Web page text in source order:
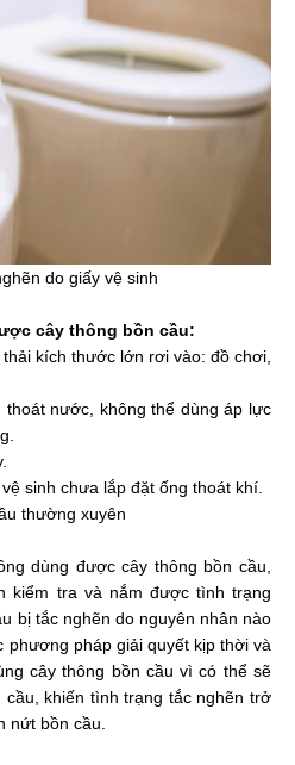
do giấy vệ sinh
cây thông bồn cầu:
kích thước lớn rơi vào: đồ chơi,
nước, không thể dùng áp lực
sinh chưa lắp đặt ống thoát khí.
thường xuyên
dùng được cây thông bồn cầu,
kiểm tra và nắm được tình trạng
bị tắc nghẽn do nguyên nhân nào
pháp giải quyết kịp thời và
cây thông bồn cầu vì có thể sẽ
khiến tình trạng tắc nghẽn trở
nứt bồn cầu.